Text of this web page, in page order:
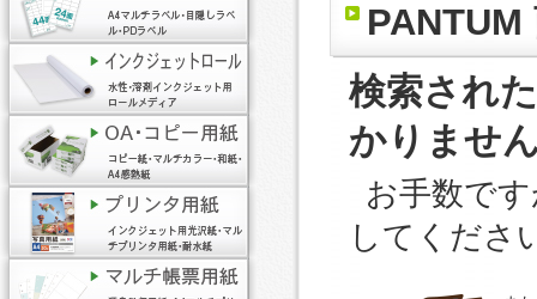
PANTUM
検索され
かりませ
お手数で
してくださ